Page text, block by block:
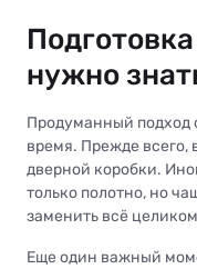
нужно
Продуманный подход
время. Прежде всего,
дверной коробки.
только полотно, но
заменить всё
Еще один важный